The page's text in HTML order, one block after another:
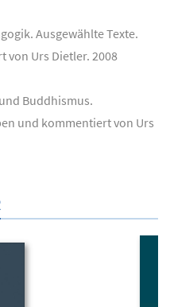
Ausgewählte Texte.
von Urs Dietler. 2008
Buddhismus.
und kommentiert von Urs